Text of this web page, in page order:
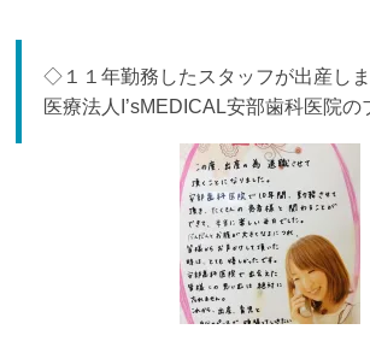
◇１１年勤務したスタッフが出産し
医療法人I’sMEDICAL安部歯科医院の